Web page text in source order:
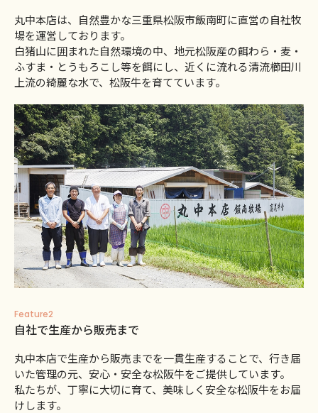
丸中本店は、自然豊かな三重県松阪市飯南町に直営の自社牧
場を運営しております。
白猪山に囲まれた自然環境の中、地元松阪産の餌わら・麦・
ふすま・とうもろこし等を餌にし、近くに流れる清流櫛田川
上流の綺麗な水で、松阪牛を育てています。
Feature2
自社で生産から販売まで
丸中本店で生産から販売までを一貫生産することで、行き届
いた管理の元、安心・安全な松阪牛をご提供しています。
私たちが、丁寧に大切に育て、美味しく安全な松阪牛をお届
けします。